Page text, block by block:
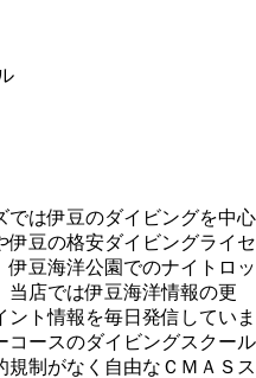
では伊豆のダイビングを中心
伊豆の格安ダイビングライセ
伊豆海洋公園でのナイトロッ
当店では伊豆海洋情報の更
ト情報を毎日発信していま
コースのダイビングスクール
制がなく自由なＣＭＡＳス